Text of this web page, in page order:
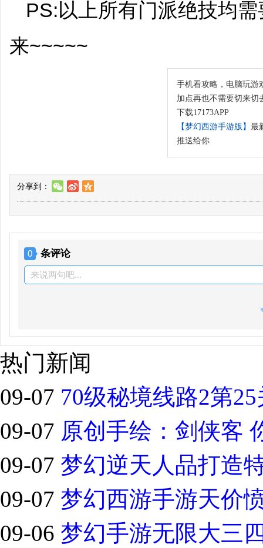
PS:以上所有门派绝技均
来~~~~~
手机看攻略，电脑玩游
加点再也不需要切来切
下载17173APP
【梦幻西游手游版】 最
推送给你
分享到： w t z
0 条评论
来说两句吧...
热门新闻
09-07 70级秘境线路2第
09-07 原创手绘：剑侠客
09-07 梦幻逆天人品打造
09-07 梦幻西游手游天价
09-06 梦幻手游无限大三